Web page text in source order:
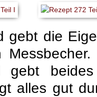
gebt die
gebt
alles gut